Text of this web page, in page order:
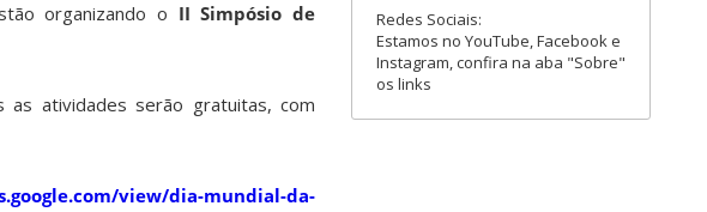
organizando o II Simpósio de
atividades serão gratuitas, com
view/dia-mundial-da-
Redes Sociais:
Estamos no YouTube, Facebook e
Instagram, confira na aba "Sobre"
os links